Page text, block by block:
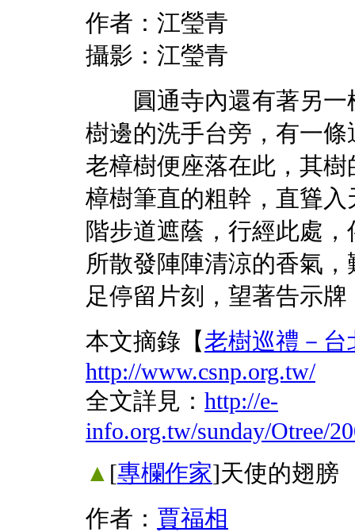
作者：江瑩青
攝影：江瑩青
圓通寺內還有著另一
樹邊的洗手台旁，有一
老樟樹便座落在此，其
樟樹筆直的粗幹，直聳
階步道遮蔭，行經此處
所散發陣陣清涼的香氣
足停留片刻，望著告示
本文摘錄【老樹巡禮－
http://www.csnp.org.tw/
全文詳見： http://e-
info.org.tw/sunday/Otree/
▲ [專欄作家]天使的翅膀
作者： 賈福相